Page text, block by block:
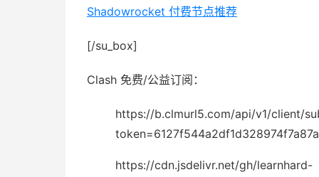
Shadowrocket 付费节点推荐
[/su_box]
Clash 免费/公益订阅：
https://b.clmurl5.com/api/v1/client/
https://cdn.jsdelivr.net/gh/learnhard-